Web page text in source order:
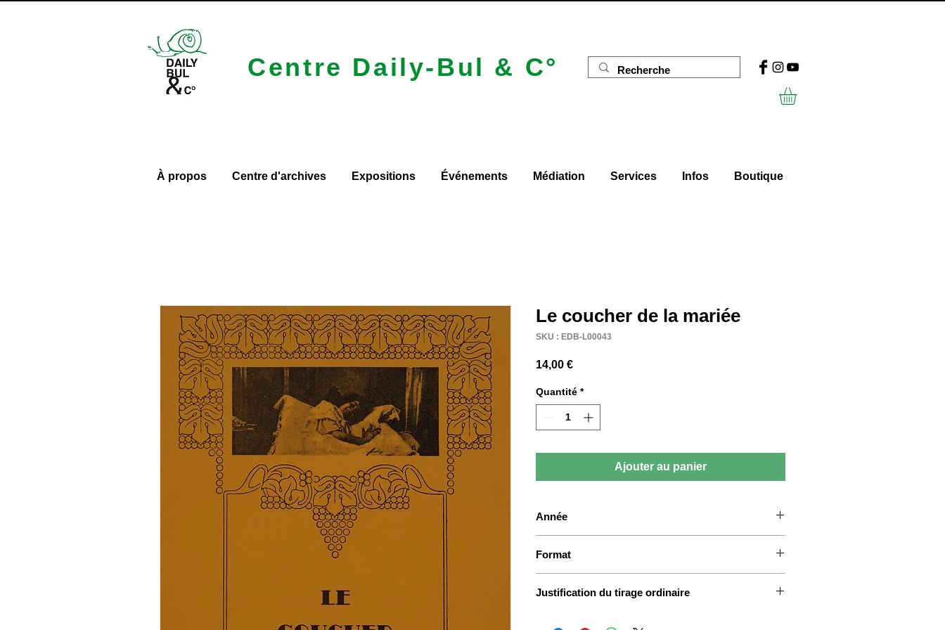
Centre Daily-Bul & C°
À propos Centre d'archives Expositions Événements Médiation Services Infos Boutique
Le coucher de la mariée
SKU : EDB-L00043
14,00 €Prix
Quantité *
Ajouter au panier
Année
Format
Justification du tirage ordinaire